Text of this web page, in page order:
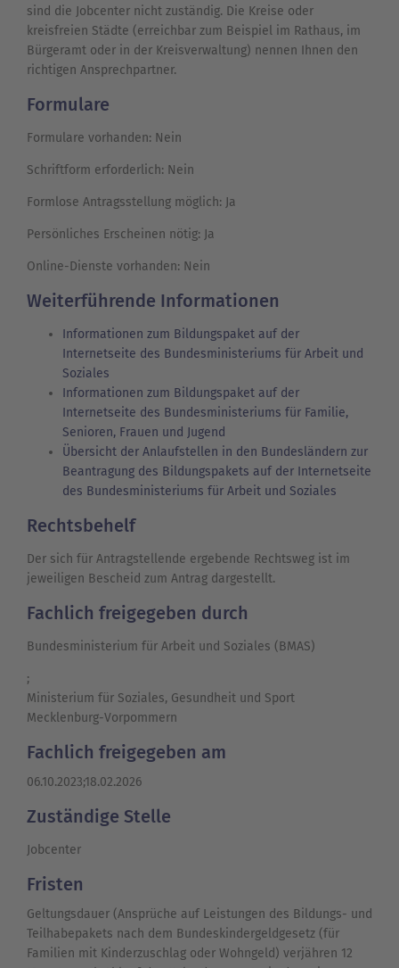
sind die Jobcenter nicht zuständig. Die Kreise oder
kreisfreien Städte (erreichbar zum Beispiel im Rathaus, im
Bürgeramt oder in der Kreisverwaltung) nennen Ihnen den
richtigen Ansprechpartner.
Formulare
Formulare vorhanden: Nein
Schriftform erforderlich: Nein
Formlose Antragsstellung möglich: Ja
Persönliches Erscheinen nötig: Ja
Online-Dienste vorhanden: Nein
Weiterführende Informationen
Informationen zum Bildungspaket auf der
Internetseite des Bundesministeriums für Arbeit und
Soziales
Informationen zum Bildungspaket auf der
Internetseite des Bundesministeriums für Familie,
Senioren, Frauen und Jugend
Übersicht der Anlaufstellen in den Bundesländern zur
Beantragung des Bildungspakets auf der Internetseite
des Bundesministeriums für Arbeit und Soziales
Rechtsbehelf
Der sich für Antragstellende ergebende Rechtsweg ist im
jeweiligen Bescheid zum Antrag dargestellt.
Fachlich freigegeben durch
Bundesministerium für Arbeit und Soziales (BMAS)
;
Ministerium für Soziales, Gesundheit und Sport
Mecklenburg-Vorpommern
Fachlich freigegeben am
06.10.2023;18.02.2026
Zuständige Stelle
Jobcenter
Fristen
Geltungsdauer (Ansprüche auf Leistungen des Bildungs- und
Teilhabepakets nach dem Bundeskindergeldgesetz (für
Familien mit Kinderzuschlag oder Wohngeld) verjähren 12